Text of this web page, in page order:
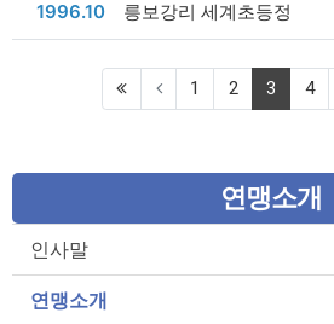
날짜
1996.10 릉보강리 세계초등정
1 2 3 (current)
4
연맹소개
인사말
연맹소개